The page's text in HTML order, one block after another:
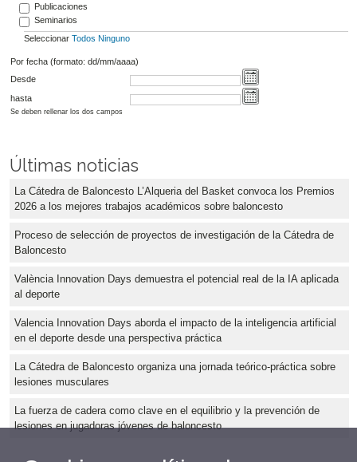
Publicaciones
Seminarios
Seleccionar Todos Ninguno
Por fecha (formato: dd/mm/aaaa)
Desde
hasta
Se deben rellenar los dos campos
Últimas noticias
La Cátedra de Baloncesto L’Alqueria del Basket convoca los Premios
2026 a los mejores trabajos académicos sobre baloncesto
Proceso de selección de proyectos de investigación de la Cátedra de
Baloncesto
València Innovation Days demuestra el potencial real de la IA aplicada
al deporte
Valencia Innovation Days aborda el impacto de la inteligencia artificial
en el deporte desde una perspectiva práctica
La Cátedra de Baloncesto organiza una jornada teórico-práctica sobre
lesiones musculares
La fuerza de cadera como clave en el equilibrio y la prevención de
lesiones en jugadoras jóvenes de baloncesto